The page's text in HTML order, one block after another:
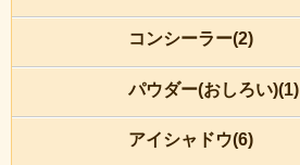
コンシーラー(2)
パウダー(おしろい)(1)
アイシャドウ(6)